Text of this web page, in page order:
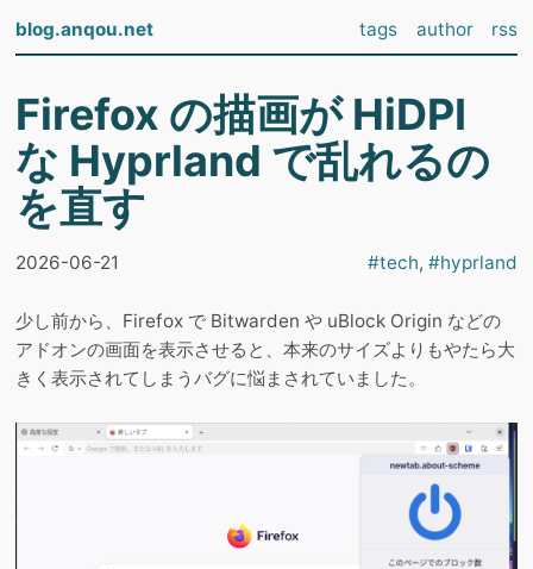
blog.anqou.net rss
author
tags
Firefox の描画が HiDPI
な Hyprland で乱れるの
を直す
2026-06-21 #tech, #hyprland
少し前から、Firefox で Bitwarden や uBlock Origin などの
アドオンの画面を表示させると、本来のサイズよりもやたら大
きく表示されてしまうバグに悩まされていました。